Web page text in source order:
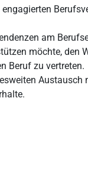
am
möchte, den
Beruf zu vertreten.
Austausch